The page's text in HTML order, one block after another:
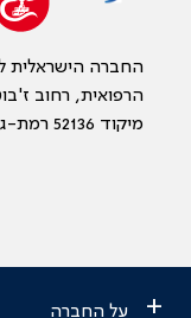
החברה הישראלית
מיקוד 52136 רמת-גן
+ על החברה